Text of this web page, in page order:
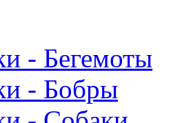
- Бегемоты
- Бобры